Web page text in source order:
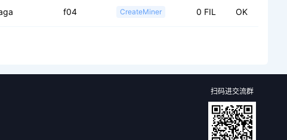
f04 CreateMiner 0 FIL OK
扫码进交流群